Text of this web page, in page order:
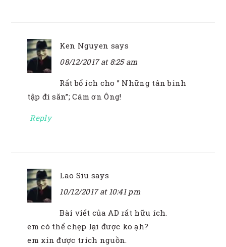
Ken Nguyen says
08/12/2017 at 8:25 am
Rất bổ ích cho ” Những tân binh
tập đi săn”; Cám ơn Ông!
Reply
Lao Siu says
10/12/2017 at 10:41 pm
Bài viết của AD rất hữu ích.
em có thể chẹp lại được ko ạh?
em xin được trích nguồn.